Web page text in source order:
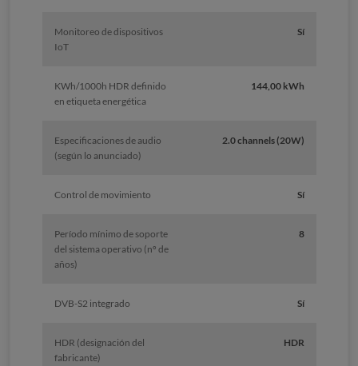
Monitoreo de dispositivos
IoT
Sí
KWh/1000h HDR definido
en etiqueta energética
144,00 kWh
Especificaciones de audio
(según lo anunciado)
2.0 channels (20W)
Control de movimiento Sí
Período mínimo de soporte
del sistema operativo (nº de
años)
8
DVB-S2 integrado Sí
HDR (designación del
fabricante)
HDR